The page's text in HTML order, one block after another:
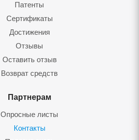
Патенты
Сертификаты
Достижения
Отзывы
Оставить отзыв
Возврат средств
Партнерам
Опросные листы
Контакты